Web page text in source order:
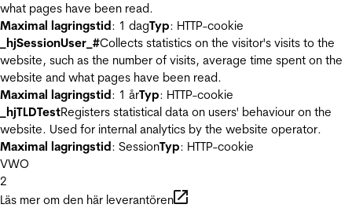
what pages have been read.
Maximal lagringstid: 1 dagTyp: HTTP-cookie
_hjSessionUser_#Collects statistics on the visitor's visits to the
website, such as the number of visits, average time spent on the
website and what pages have been read.
Maximal lagringstid: 1 årTyp: HTTP-cookie
_hjTLDTestRegisters statistical data on users' behaviour on the
website. Used for internal analytics by the website operator.
Maximal lagringstid: SessionTyp: HTTP-cookie
VWO
2
Läs mer om den här leverantören